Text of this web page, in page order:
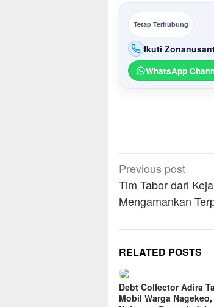
Tetap Terhubung
Ikuti
WhatsApp
Post
navigation
Previous post
Tim Tabor dari
Mengamankan
RELATED POSTS
Debt Collector Adira
Mobil Warga Nagekeo,